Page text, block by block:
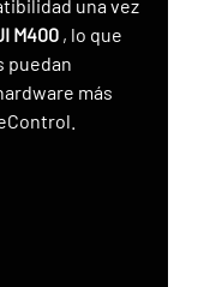
una vez
M400 , lo que
puedan
más